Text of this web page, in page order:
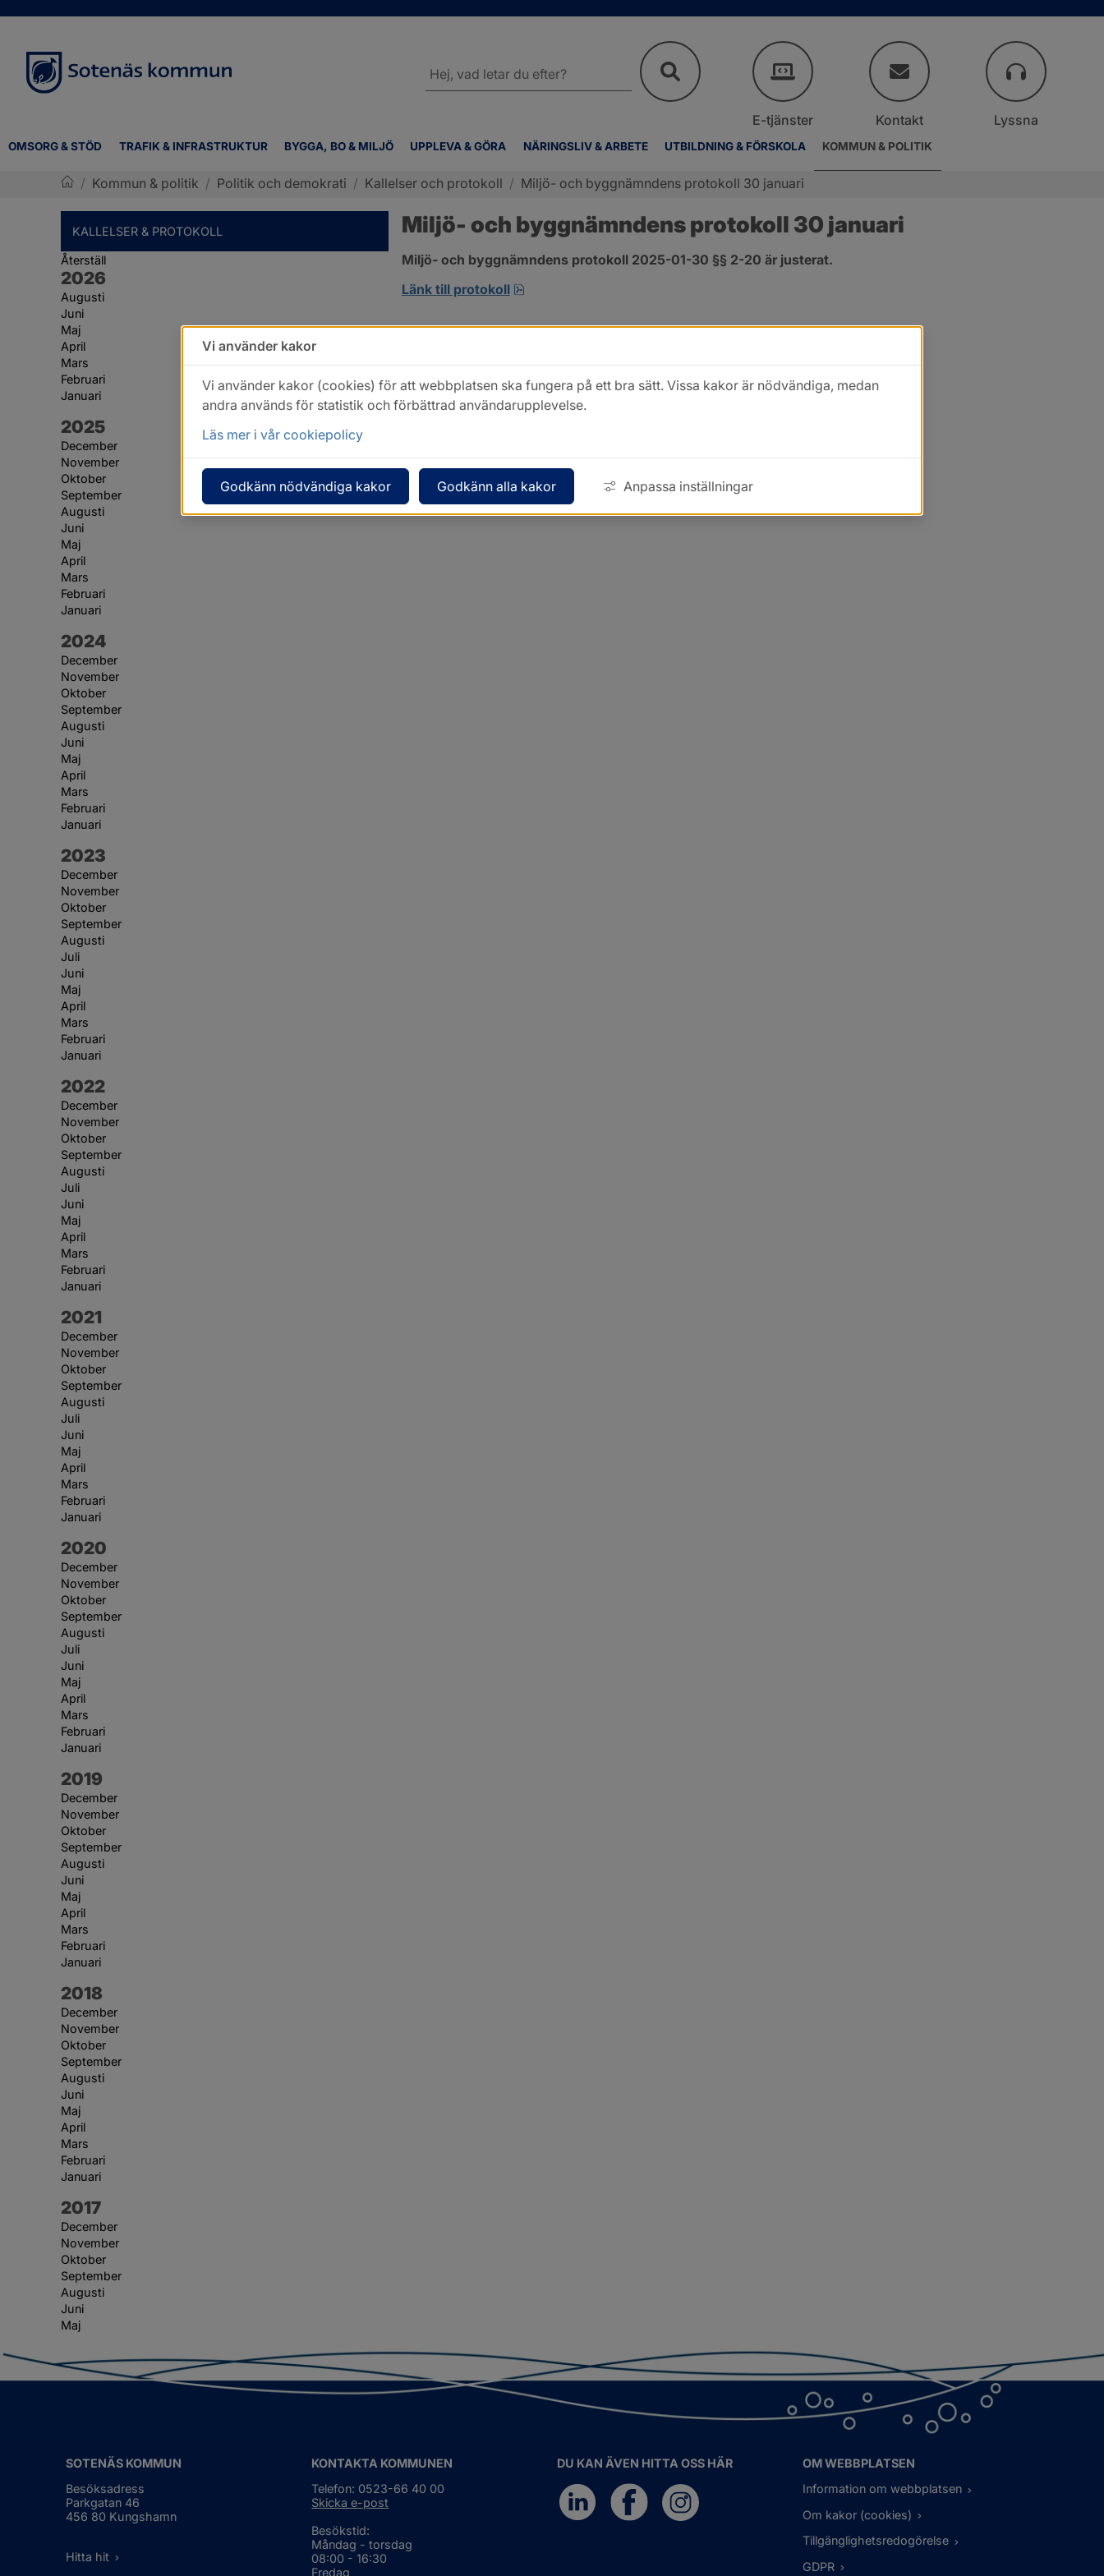
OMSORG & STÖD TRAFIK & INFRASTRUKTUR BYGGA, BO & MILJÖ UPPLEVA & GÖRA NÄRINGSLIV & ARBETE UTBILDNING & FÖRSKOLA KOMMUN & POLITIK
webbplatsen
E-tjänster Kontakt Lyssna
/ Kommun & politik / Politik och demokrati / Kallelser och protokoll / Miljö- och byggnämndens protokoll 30 januari
KALLELSER & PROTOKOLL
Återställ
År:
2026
Augusti
Juni
Maj
April
Mars
Februari
Januari
År:
2025
December
November
Oktober
September
Augusti
Juni
Maj
April
Mars
Februari
Januari
År:
2024
December
November
Oktober
September
Augusti
Juni
Maj
April
Mars
Februari
Januari
År:
2023
December
November
Oktober
September
Augusti
Juli
Juni
Maj
April
Mars
Februari
Januari
År:
2022
December
November
Oktober
September
Augusti
Juli
Juni
Maj
April
Mars
Februari
Januari
År:
2021
December
November
Oktober
September
Augusti
Juli
Juni
Maj
April
Mars
Februari
Januari
År:
2020
December
November
Oktober
September
Augusti
Juli
Juni
Maj
April
Mars
Februari
Januari
År:
2019
December
November
Oktober
September
Augusti
Juni
Maj
April
Mars
Februari
Januari
År:
2018
December
November
Oktober
September
Augusti
Juni
Maj
April
Mars
Februari
Januari
År:
2017
December
November
Oktober
September
Augusti
Juni
Maj
Miljö- och byggnämndens protokoll 30 januari
Miljö- och byggnämndens protokoll 2025-01-30 §§ 2-20 är justerat.
Länk till protokoll
pdf, 349.4 kB, öppnas i nytt fönster.
SOTENÄS KOMMUN
Besöksadress
Parkgatan 46
456 80 Kungshamn
Hitta hit
KONTAKTA KOMMUNEN
Telefon: 0523-66 40 00
Skicka e-post
Besökstid:
Måndag - torsdag
08:00 - 16:30
Fredag
DU KAN ÄVEN HITTA OSS HÄR
OM WEBBPLATSEN
Information om webbplatsen
Om kakor (cookies)
Tillgänglighetsredogörelse
GDPR
Vi använder kakor
Vi använder kakor (cookies) för att webbplatsen ska fungera på ett bra sätt. Vissa kakor är nödvändiga, medan
andra används för statistik och förbättrad användarupplevelse.
Läs mer i vår cookiepolicy
Godkänn nödvändiga kakor Godkänn alla kakor Anpassa inställningar